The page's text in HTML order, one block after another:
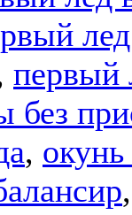
первый
без
,